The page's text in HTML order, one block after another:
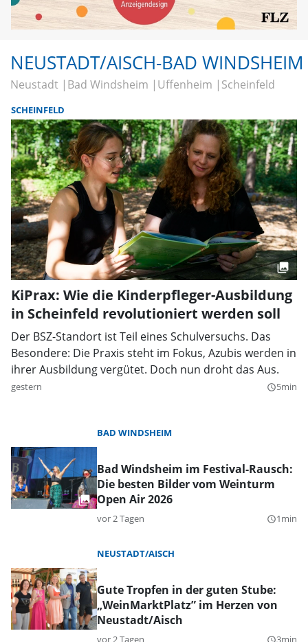
NEUSTADT/AISCH-BAD WINDSHEIM
Neustadt Bad Windsheim Uffenheim Scheinfeld
SCHEINFELD
KiPrax: Wie die Kinderpfleger-Ausbildung
in Scheinfeld revolutioniert werden soll
Der BSZ-Standort ist Teil eines Schulversuchs. Das
Besondere: Die Praxis steht im Fokus, Azubis werden in
ihrer Ausbildung vergütet. Doch nun droht das Aus.
gestern query_builder5min
BAD WINDSHEIM
Bad Windsheim im Festival-Rausch:
Die besten Bilder vom Weinturm
Open Air 2026
vor 2 Tagen query_builder1min
NEUSTADT/AISCH
Gute Tropfen in der guten Stube:
„WeinMarktPlatz” im Herzen von
Neustadt/Aisch
vor 2 Tagen query_builder3min